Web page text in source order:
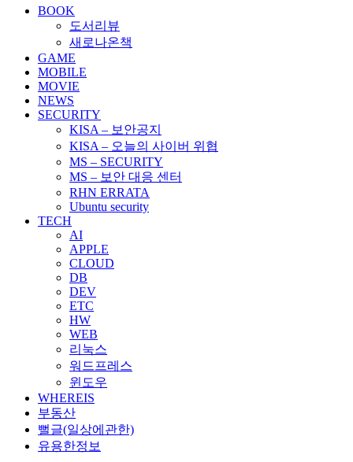
BOOK
도서리뷰
새로나온책
GAME
MOBILE
MOVIE
NEWS
SECURITY
KISA – 보안공지
KISA – 오늘의 사이버 위협
MS – SECURITY
MS – 보안 대응 센터
RHN ERRATA
Ubuntu security
TECH
AI
APPLE
CLOUD
DB
DEV
ETC
HW
WEB
리눅스
워드프레스
윈도우
WHEREIS
부동산
뻘글(일상에관한)
유용한정보